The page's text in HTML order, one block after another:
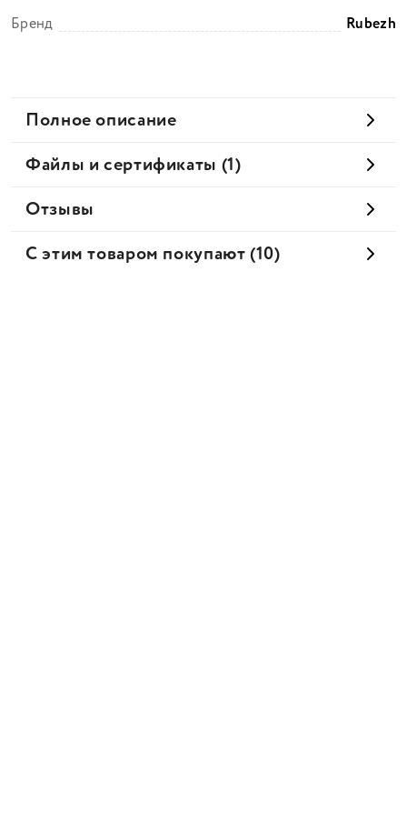
Бренд
Rubezh
Полное описание
Файлы и сертификаты (1)
Отзывы
С этим товаром покупают (10)